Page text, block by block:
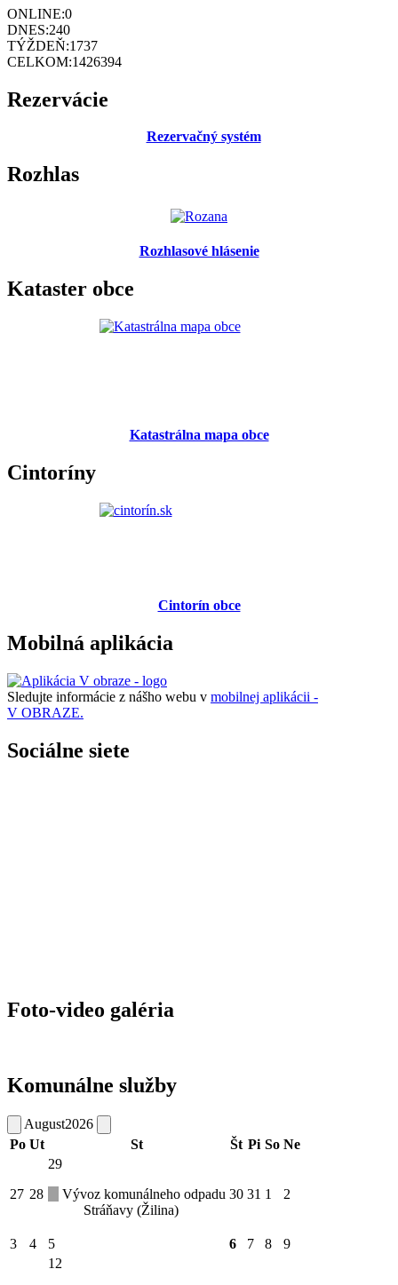
ONLINE:0
DNES:240
TÝŽDEŇ:1737
CELKOM:1426394
Rezervácie
Rezervačný systém
Rozhlas
Rozhlasové hlásenie
Kataster obce
Katastrálna mapa obce
Cintoríny
Cintorín obce
Mobilná aplikácia
Sledujte informácie z nášho webu v mobilnej aplikácii -
V OBRAZE.
Sociálne siete
Foto-video galéria
Komunálne služby
August2026
Po Ut St Št Pi So Ne
27 28
29
Vývoz komunálneho odpadu
Stráňavy (Žilina)
30 31 1 2
3 4 5 6 7 8 9
12